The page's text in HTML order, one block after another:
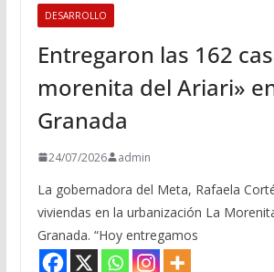
DESARROLLO
Entregaron las 162
morenita del Ariari»
Granada
24/07/2026 admin
La gobernadora del Meta, Rafaela
viviendas en la urbanización La
Granada. “Hoy entregamos